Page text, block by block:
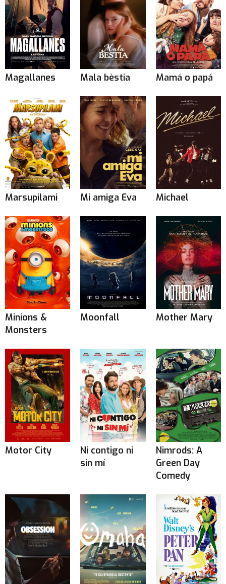
Magallanes Mala bèstia Mamá o papá
Marsupilami Mi amiga Eva Michael
Minions &
Monsters
Moonfall Mother Mary
Motor City
Ni contigo ni
sin mí
Nimrods: A
Green Day
Comedy